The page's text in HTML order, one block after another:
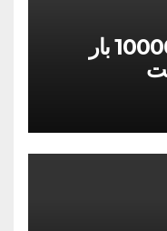
اسمیت باتر استرالیایی 10000 بار